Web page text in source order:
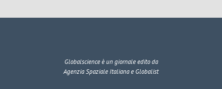
Globalscienceè un giornale edito da
Agenzia Spaziale Italiana e Globalist